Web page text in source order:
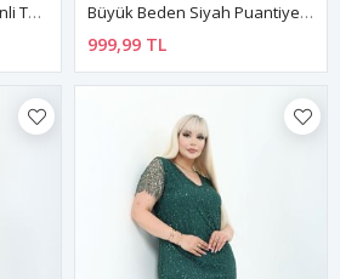
Büyük Beden Yeşil Desenli Tül Midi Elbise 45D-2805 Büyük Beden Siyah Puantiyeli Tül Midi Elbise 6C-2804
999,99 TL